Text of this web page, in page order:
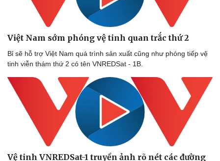
Lịch thi đấu bóng đá
Thế giới thể thao
Hậu trường
Xe máy
Tư vấn
Việt Nam sớm phóng vệ tinh quan trắc thứ 2
Bỉ sẽ hỗ trợ Việt Nam quá trình sản xuất cũng như phóng tiếp vệ
tinh viễn thám thứ 2 có tên VNREDSat - 1B.
Vệ tinh VNREDSat-1 truyền ảnh rõ nét các đường